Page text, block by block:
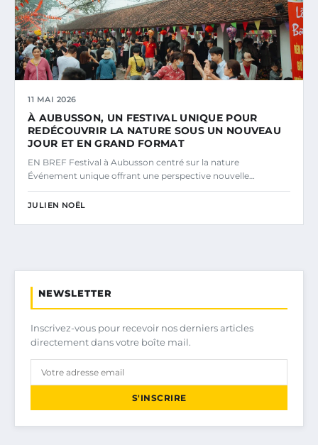
11 MAI 2026
À AUBUSSON, UN FESTIVAL UNIQUE POUR
REDÉCOUVRIR LA NATURE SOUS UN NOUVEAU
JOUR ET EN GRAND FORMAT
EN BREF Festival à Aubusson centré sur la nature
Événement unique offrant une perspective nouvelle…
JULIEN NOËL
NEWSLETTER
Inscrivez-vous pour recevoir nos derniers articles
directement dans votre boîte mail.
S'INSCRIRE